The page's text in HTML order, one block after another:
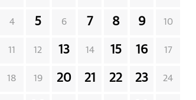
4 5 6 7 8 9 10
11 12 13 14 15 16 17
18 19 20 21 22 23 24